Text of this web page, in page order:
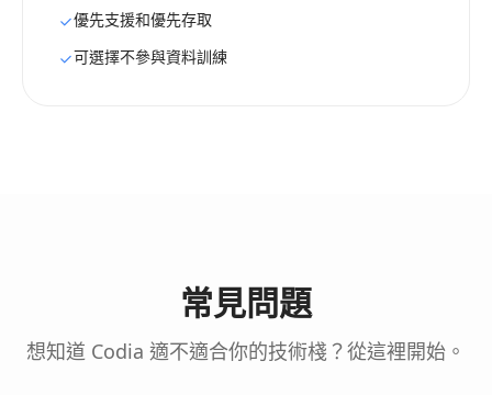
優先支援和優先存取
可選擇不參與資料訓練
常見問題
想知道 Codia 適不適合你的技術棧？從這裡開始。